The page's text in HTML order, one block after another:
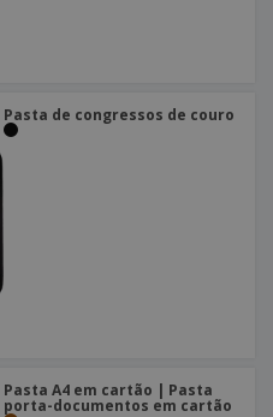
Pasta de congressos de couro
Pasta A4 em cartão | Pasta
porta-documentos em cartão